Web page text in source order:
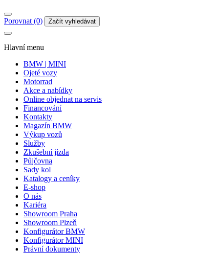
Porovnat (0) Začít vyhledávat
Hlavní menu
BMW | MINI
Ojeté vozy
Motorrad
Akce a nabídky
Online objednat na servis
Financování
Kontakty
Magazín BMW
Výkup vozů
Služby
Zkušební jízda
Půjčovna
Sady kol
Katalogy a ceníky
E-shop
O nás
Kariéra
Showroom Praha
Showroom Plzeň
Konfigurátor BMW
Konfigurátor MINI
Právní dokumenty